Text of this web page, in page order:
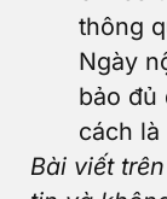
thông
Ngày
bảo đủ
cách
Bài viết